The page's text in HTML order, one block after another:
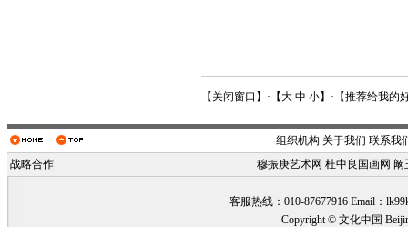
【 关闭窗口 】·【大 中 小】·【推荐给我的
组织机构 关于我们 联系我
战略合作
穆振庚艺术网 杜中良国画网 阚
客服热线：010-87677916 Email：
Copyright © 文化中国